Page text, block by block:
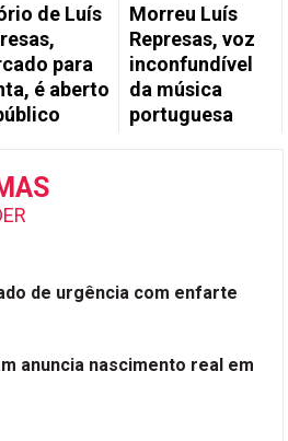
de Luís
para
é aberto
Morreu Luís
Represas, voz
inconfundível
da música
portuguesa
de urgência com enfarte
anuncia nascimento real em